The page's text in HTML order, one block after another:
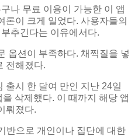
나 무료 이용이 가능한 이 앱
론이 크게 일었다. 사용자들의
추긴다는 이유에서다.
옵션이 부족하다. 채찍질을 넣
전해졌다.
출시 한 달여 만인 지난 24일
삭제했다. 이 때까지 해당 앱
뤄졌다.
반으로 개인이나 집단에 대한